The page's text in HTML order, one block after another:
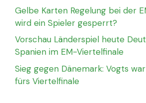
Gelbe Karten Regelung bei der
wird ein Spieler gesperrt?
Vorschau Länderspiel heute
Spanien im EM-Viertelfinale
Sieg gegen Dänemark: Vogts
fürs Viertelfinale